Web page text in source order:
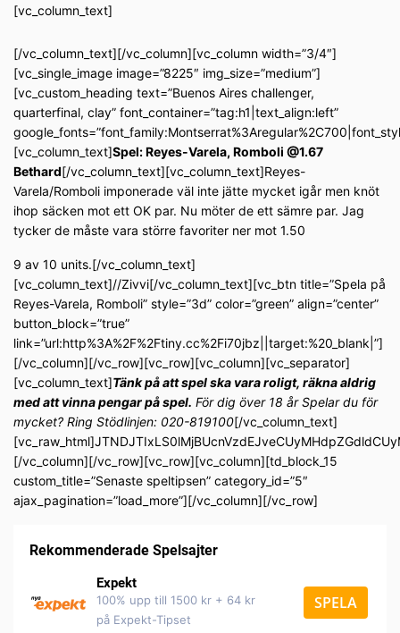
[vc_column_text]
[/vc_column_text][/vc_column][vc_column width=”3/4″]
[vc_single_image image=”8225″ img_size=”medium”]
[vc_custom_heading text=”Buenos Aires challenger,
quarterfinal, clay” font_container=”tag:h1|text_align:left”
[vc_column_text]Spel: Reyes-Varela, Romboli @1.67
Bethard[/vc_column_text][vc_column_text]Reyes-
Varela/Romboli imponerade väl inte jätte mycket igår men knöt
ihop säcken mot ett OK par. Nu möter de ett sämre par. Jag
tycker de måste vara större favoriter ner mot 1.50
9 av 10 units.[/vc_column_text]
[vc_column_text]//Zivvi[/vc_column_text][vc_btn title=”Spela på
Reyes-Varela, Romboli” style=”3d” color=”green” align=”center”
button_block=”true”
link=”url:http%3A%2F%2Ftiny.cc%2Fi70jbz||target:%20_blank|”]
[/vc_column][/vc_row][vc_row][vc_column][vc_separator]
[vc_column_text]Tänk på att spel ska vara roligt, räkna aldrig
med att vinna pengar på spel. För dig över 18 år Spelar du för
mycket? Ring Stödlinjen: 020-819100[/vc_column_text]
[/vc_column][/vc_row][vc_row][vc_column][td_block_15
custom_title=”Senaste speltipsen” category_id=”5″
ajax_pagination=”load_more”][/vc_column][/vc_row]
Rekommenderade Spelsajter
Expekt
100% upp till 1500 kr + 64 kr
på Expekt-Tipset
SPELA